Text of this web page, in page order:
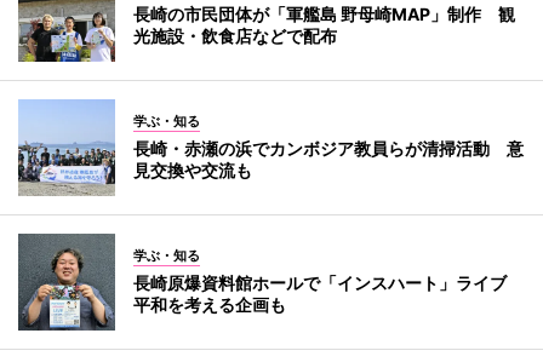
長崎の市民団体が「軍艦島 野母崎MAP」制作 観
光施設・飲食店などで配布
学ぶ・知る
長崎・赤瀬の浜でカンボジア教員らが清掃活動 意
見交換や交流も
学ぶ・知る
長崎原爆資料館ホールで「インスハート」ライブ
平和を考える企画も